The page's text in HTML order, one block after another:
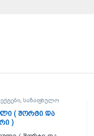
,საზაფხულო
( შორტი და
)